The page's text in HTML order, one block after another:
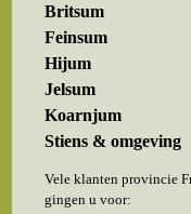
Britsum
Feinsum
Hijum
Jelsum
Koarnjum
Stiens & omgeving
Vele klanten provincie
gingen u voor: